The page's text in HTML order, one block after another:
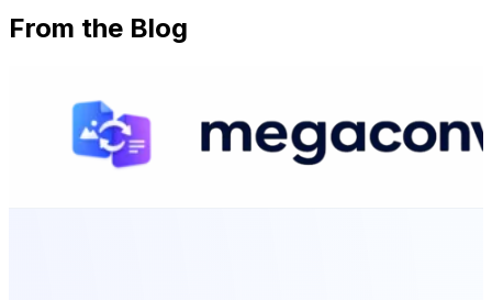
From the Blog